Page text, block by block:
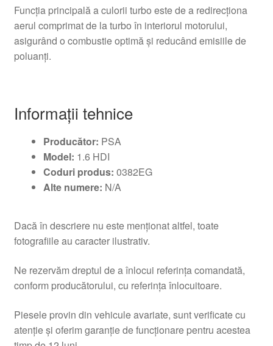
Funcția principală a culorii turbo este de a redirecționa
aerul comprimat de la turbo în interiorul motorului,
asigurând o combustie optimă și reducând emisiile de
poluanți.
Informații tehnice
Producător: PSA
Model: 1.6 HDI
Coduri produs: 0382EG
Alte numere: N/A
Dacă în descriere nu este menționat altfel, toate
fotografiile au caracter ilustrativ.
Ne rezervăm dreptul de a înlocui referința comandată,
conform producătorului, cu referința înlocuitoare.
Piesele provin din vehicule avariate, sunt verificate cu
atenție și oferim garanție de funcționare pentru acestea